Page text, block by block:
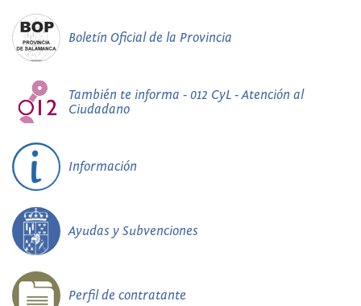
Boletín Oficial de la Provincia
También te informa - 012 CyL - Atención al
Ciudadano
Información
Ayudas y Subvenciones
Perfil de contratante